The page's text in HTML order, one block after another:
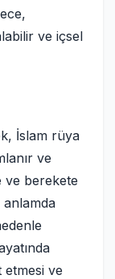
ve içsel
İslam rüya
ve
ve berekete
anlamda
etmesi ve